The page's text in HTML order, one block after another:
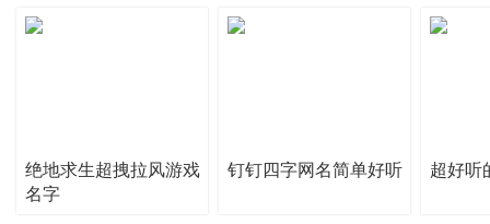
41、dulce达尔思
42、【泪似帘外雨】
绝地求生超拽拉风游戏
名字
钉钉四字网名简单好听 超好听